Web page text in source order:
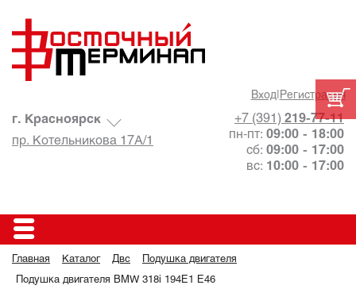
Вход| Регистрация
+7 (391) 219-77-11
пн-пт: 09:00 - 18:00
сб: 09:00 - 17:00
вс: 10:00 - 17:00
г. Красноярск
пр. Котельникова 17А/1
Главная Каталог Двс Подушка двигателя
Подушка двигателя BMW 318i 194E1 E46